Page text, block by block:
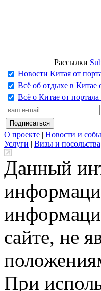
Рассылки
Новости Китая от
Всё об отдыхе в Китае
Всё о Китае от
О проекте | Новости и
Услуги | Визы и посольства
Данный
сайте, не
При